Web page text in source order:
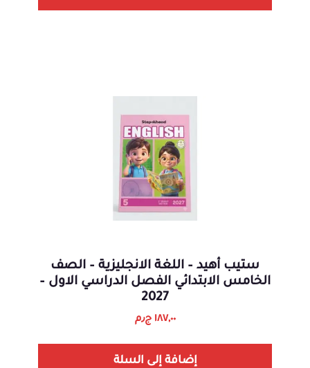
ستيب أهيد – اللغة الانجليزية – الصف
الخامس الابتدائي الفصل الدراسي الاول –
2027
١٨٧,٠٠ ج٫م
إضافة إلى السلة